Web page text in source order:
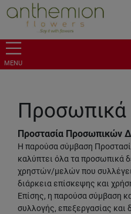
MENU
Προστασία Προσωπικών
Η παρούσα σύμβαση
καλύπτει όλα τα προσωπικά
χρηστών/μελών που
διάρκεια επίσκεψης και
Επίσης, η παρούσα σύμβαση
συλλογής, επεξεργασίας